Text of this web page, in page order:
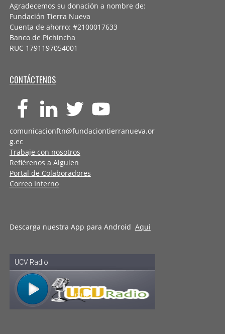
Agradecemos su donación a nombre de:
Fundación Tierra Nueva
Cuenta de ahorro: #2100017633
Banco de Pichincha
RUC 1791197054001
CONTÁCTENOS
comunicacionftn@fundaciontierranueva.or
g.ec
Trabaje con nosotros
Refiérenos a Alguien
Portal de Colaboradores
Correo Interno
Descarga nuestra App para Android Aqui